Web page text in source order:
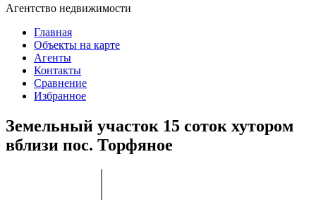
Агентство недвижимости
Главная
Объекты на карте
Агенты
Контакты
Сравнение
Избранное
Земельный участок 15 соток хутором
вблизи пос. Торфяное